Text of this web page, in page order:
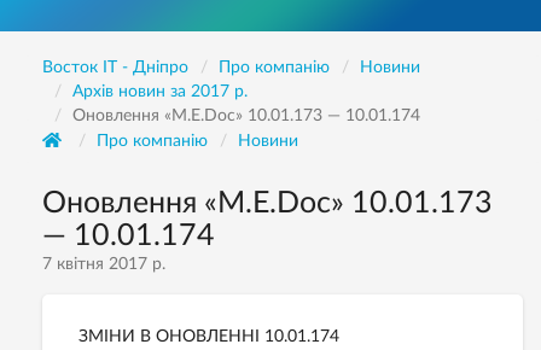
Восток IT - Дніпро Про компанію
Новини
Архів новин за 2017 р.
Оновлення «M.E.Doc» 10.01.173 — 10.01.174
Про компанію
Новини
Оновлення «M.E.Doc» 10.01.173
— 10.01.174
7 квітня 2017 р.
ЗМІНИ В ОНОВЛЕННІ 10.01.174